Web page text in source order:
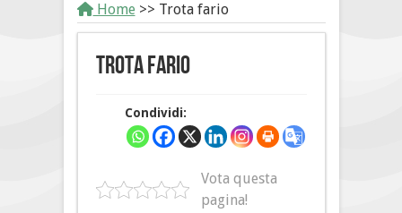
Home >> Trota fario
Trota fario
Condividi:
Vota questa
pagina!